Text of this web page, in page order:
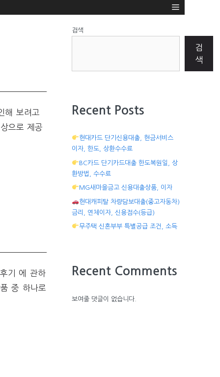
해 보려고
으로 제공
기 에 관하
중 하나로
검색
검
색
Recent Posts
현대카드 단기신용대출, 현금서비스
이자, 한도, 상환수수료
BC카드 단기카드대출 한도복원일, 상
환방법, 수수료
MG새마을금고 신용대출상품, 이자
현대캐피탈 차량담보대출(중고자동차)
금리, 연체이자, 신용점수(등급)
무주택 신혼부부 특별공급 조건, 소득
Recent Comments
보여줄 댓글이 없습니다.